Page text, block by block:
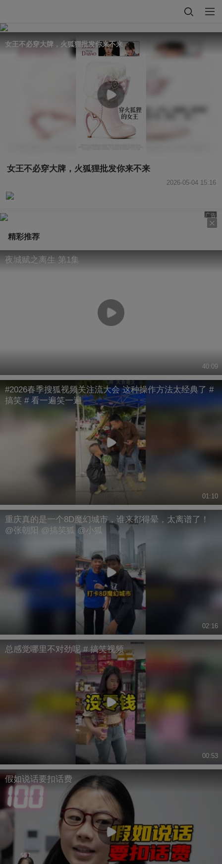
女王不必穿大牌，火狐狸批发你来不来
女王不必穿大牌，火狐狸批发你来不来
2026-05-04 15:16
广告
精彩推荐
夜城赋之离生 第1集
40:09
#2026春季搜狐视频关注流大会 这种操作方法太经典了 #
搞笑 # 看一遍笑一遍
01:10
重庆真的是一个8D魔幻城市，谁来都得晕，太离谱了！
@张朝阳 @搞笑狐 @小狐
02:16
总感觉哪里不对劲呢 # 搞笑视频
00:53
假如说话要扣话费